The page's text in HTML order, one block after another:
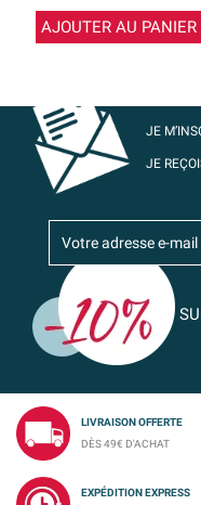
AJOUTER AU PANIER
JE
JE
LIVRAISON OFFERTE
DÈS 49€ D'ACHAT
EXPÉDITION EXPRESS